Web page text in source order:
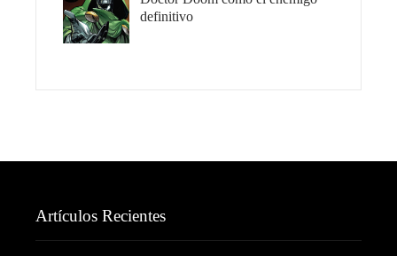
definitivo
Artículos Recientes